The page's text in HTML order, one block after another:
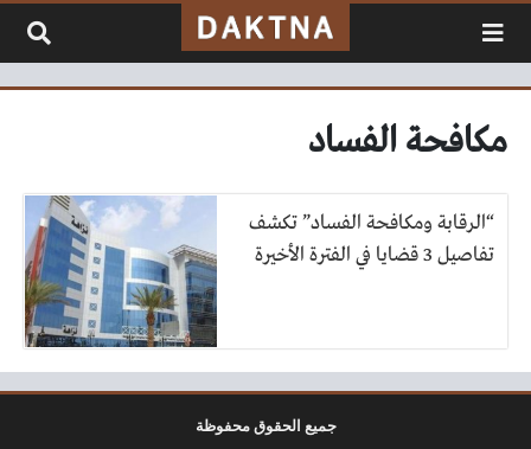
مكافحة الفساد
“الرقابة ومكافحة الفساد” تكشف
تفاصيل 3 قضايا في الفترة الأخيرة
جميع الحقوق محفوظة